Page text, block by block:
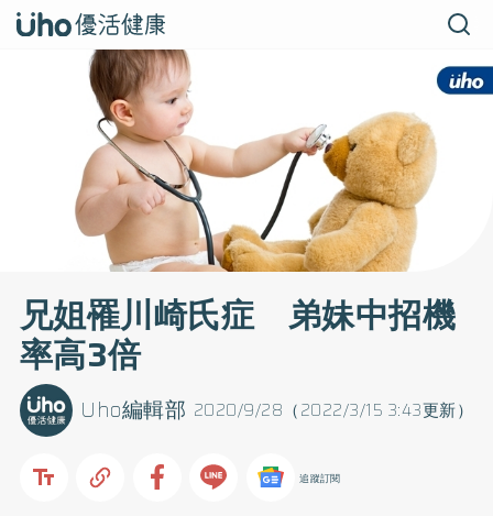
兄姐罹川崎氏症 弟妹中招機
率高3倍
2020/9/28（2022/3/15 3:43更新）
Uho編輯部
追蹤訂閱